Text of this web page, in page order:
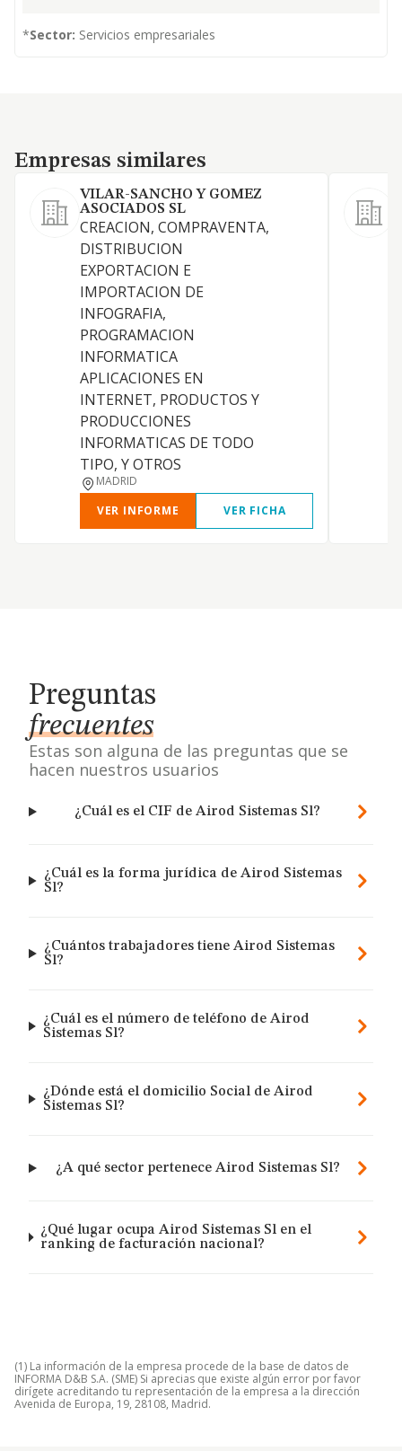
*Sector: Servicios empresariales
Empresas similares
Empresas similares
VILAR-SANCHO Y GOMEZ
ASOCIADOS SL
CREACION, COMPRAVENTA,
DISTRIBUCION
EXPORTACION E
IMPORTACION DE
INFOGRAFIA,
PROGRAMACION
INFORMATICA
APLICACIONES EN
INTERNET, PRODUCTOS Y
PRODUCCIONES
INFORMATICAS DE TODO
TIPO, Y OTROS
MADRID
VER INFORME
VER FICHA
Preguntas
frecuentes
Estas son alguna de las preguntas que se
hacen nuestros usuarios
¿Cuál es el CIF de Airod Sistemas Sl?
¿Cuál es la forma jurídica de Airod Sistemas
Sl?
¿Cuántos trabajadores tiene Airod Sistemas
Sl?
¿Cuál es el número de teléfono de Airod
Sistemas Sl?
¿Dónde está el domicilio Social de Airod
Sistemas Sl?
¿A qué sector pertenece Airod Sistemas Sl?
¿Qué lugar ocupa Airod Sistemas Sl en el
ranking de facturación nacional?
(1) La información de la empresa procede de la base de datos de
INFORMA D&B S.A. (SME) Si aprecias que existe algún error por favor
dirígete acreditando tu representación de la empresa a la dirección
Avenida de Europa, 19, 28108, Madrid.